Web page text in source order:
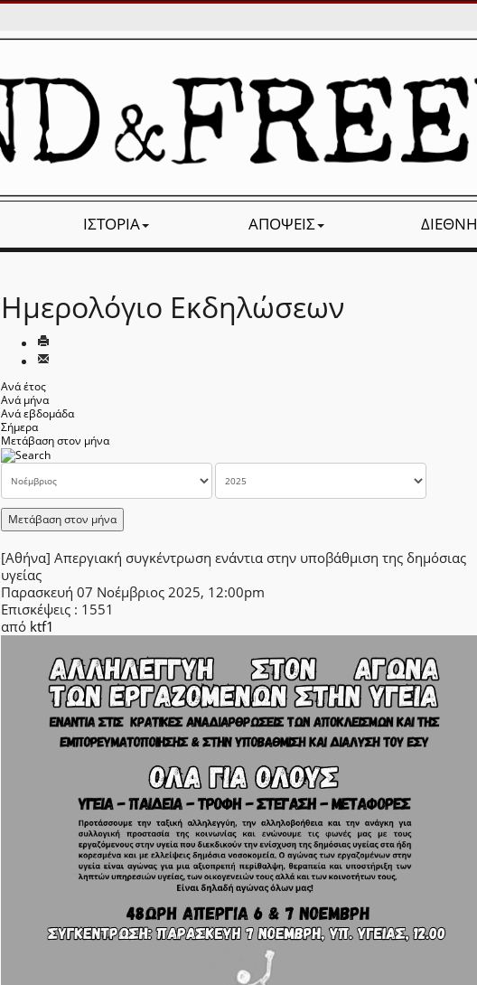
ΙΣΤΟΡΊΑ ΑΠΌΨΕΙΣ ΔΙΕΘΝΉ
Ημερολόγιο Εκδηλώσεων
Ανά έτος
Ανά μήνα
Ανά εβδομάδα
Σήμερα
Μετάβαση στον μήνα
Μετάβαση στον μήνα
[Αθήνα] Απεργιακή συγκέντρωση ενάντια στην υποβάθμιση της δημόσιας
υγείας
Παρασκευή 07 Νοέμβριος 2025, 12:00pm
Επισκέψεις : 1551
από ktf1